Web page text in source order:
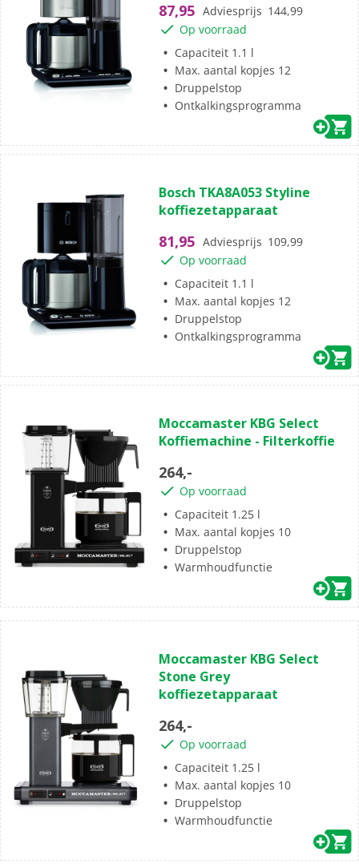
sterren.
24
beoordelingen
87,95 Adviesprijs 144,99
Op voorraad
Capaciteit 1.1 l
Max. aantal kopjes 12
Druppelstop
Ontkalkingsprogramma
van
de
sterren.
6
beoordelingen
Bosch TKA8A053 Styline
koffiezetapparaat
81,95 Adviesprijs 109,99
Op voorraad
Capaciteit 1.1 l
Max. aantal kopjes 12
Druppelstop
Ontkalkingsprogramma
van
de
sterren.
2
beoordelingen
Moccamaster KBG Select
Koffiemachine - Filterkoffie
264,-
Op voorraad
Capaciteit 1.25 l
Max. aantal kopjes 10
Druppelstop
Warmhoudfunctie
van
de
5
2
beoordelingen
Moccamaster KBG Select
Stone Grey
koffiezetapparaat
264,-
Op voorraad
Capaciteit 1.25 l
Max. aantal kopjes 10
Druppelstop
Warmhoudfunctie